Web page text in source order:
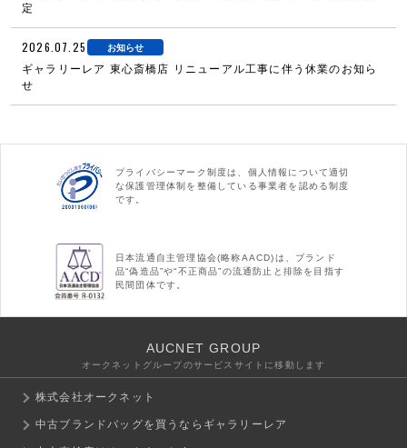
定
2026.07.25 お知らせ
ギャラリーレア 東心斎橋店 リニューアル工事に伴う休業のお知ら
せ
プライバシーマーク制度は、個人情報について適切
な保護管理体制を整備している事業者を認める制度
です。
日本流通自主管理協会(略称AACD)は、ブランド
品“偽造品”や“不正商品”の流通防止と排除を目指す
民間団体です。
AUCNET GROUP
オークネットグループのサービスサイトに移動します
株式会社オークネット
中古ブランドバッグを買うならギャラリーレア